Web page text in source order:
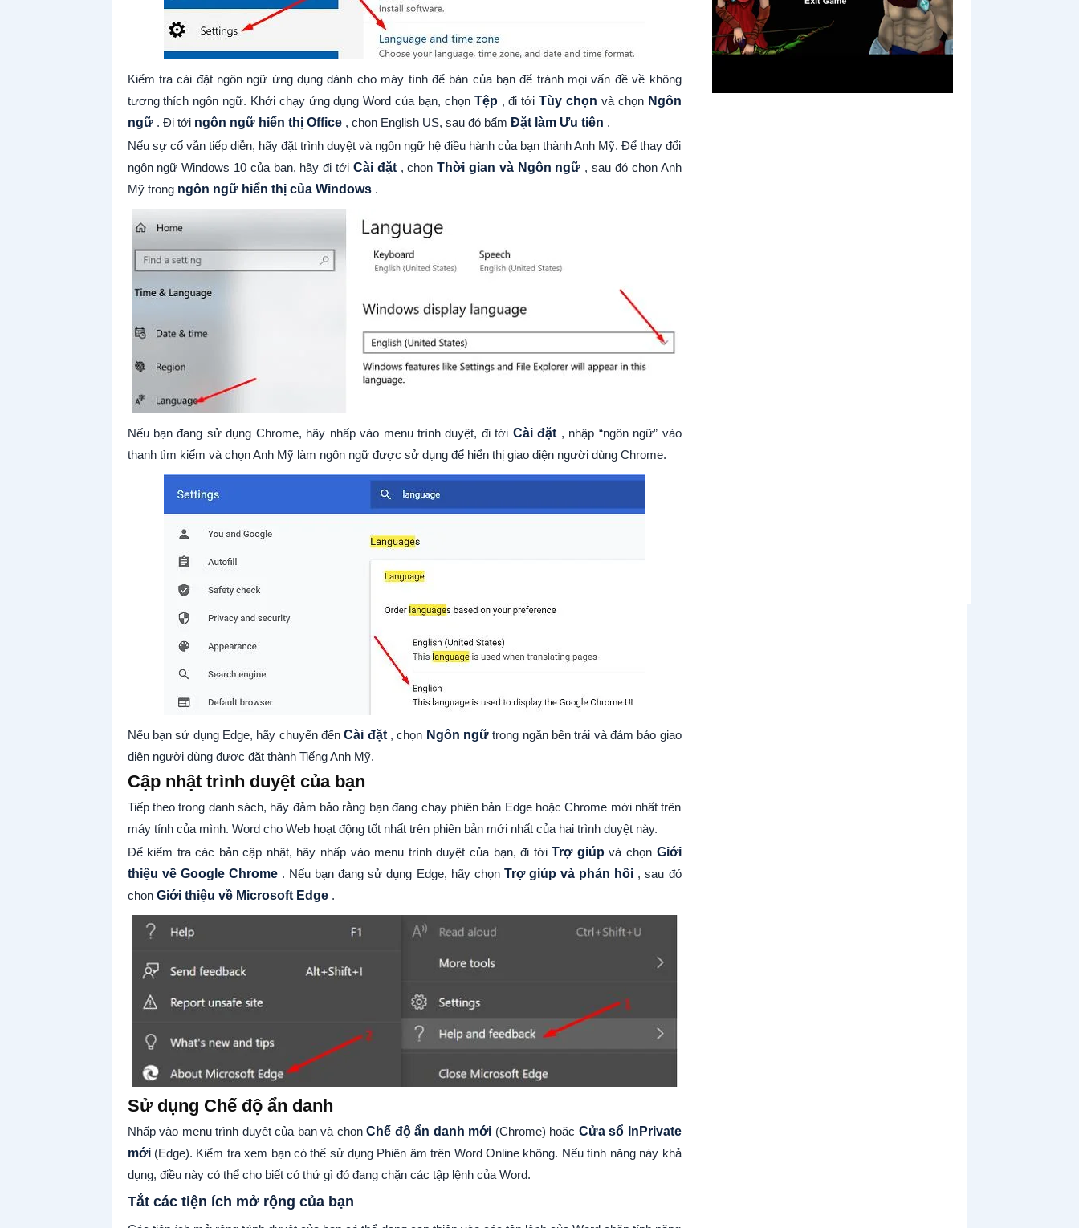
Kiểm tra cài đặt ngôn ngữ ứng dụng dành cho máy tính để bàn của bạn để tránh mọi vấn đề về không
tương thích ngôn ngữ. Khởi chạy ứng dụng Word của bạn, chọn Tệp , đi tớiTùy chọn và chọn Ngôn
ngữ. Đi tới ngôn ngữ hiển thị Office, chọn English US, sau đó bấm Đặt làm Ưu tiên .
Nếu sự cố vẫn tiếp diễn, hãy đặt trình duyệt và ngôn ngữ hệ điều hành của bạn thành Anh Mỹ. Để thay đổi
ngôn ngữ Windows 10 của bạn, hãy đi tới Cài đặt, chọnThời gian và Ngôn ngữ , sau đó chọn Anh
Mỹ trong ngôn ngữ hiển thị của Windows.
Nếu bạn đang sử dụng Chrome, hãy nhấp vào menu trình duyệt, đi tới Cài đặt , nhập “ngôn ngữ” vào
thanh tìm kiếm và chọn Anh Mỹ làm ngôn ngữ được sử dụng để hiển thị giao diện người dùng Chrome.
Nếu bạn sử dụng Edge, hãy chuyển đếnCài đặt, chọn Ngôn ngữtrong ngăn bên trái và đảm bảo giao
diện người dùng được đặt thành Tiếng Anh Mỹ.
Cập nhật trình duyệt của bạn
Tiếp theo trong danh sách, hãy đảm bảo rằng bạn đang chạy phiên bản Edge hoặc Chrome mới nhất trên
máy tính của mình. Word cho Web hoạt động tốt nhất trên phiên bản mới nhất của hai trình duyệt này.
Để kiểm tra các bản cập nhật, hãy nhấp vào menu trình duyệt của bạn, đi tớiTrợ giúp và chọn Giới
thiệu về Google Chrome. Nếu bạn đang sử dụng Edge, hãy chọn Trợ giúp và phản hồi , sau đó
chọn Giới thiệu về Microsoft Edge.
Sử dụng Chế độ ẩn danh
Nhấp vào menu trình duyệt của bạn và chọn Chế độ ẩn danh mới (Chrome) hoặc Cửa sổ InPrivate
mới(Edge). Kiểm tra xem bạn có thể sử dụng Phiên âm trên Word Online không. Nếu tính năng này khả
dụng, điều này có thể cho biết có thứ gì đó đang chặn các tập lệnh của Word.
Tắt các tiện ích mở rộng của bạn